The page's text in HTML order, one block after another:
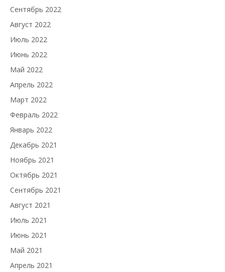
Сентябрь 2022
Август 2022
Июль 2022
Июнь 2022
Май 2022
Апрель 2022
Март 2022
Февраль 2022
Январь 2022
Декабрь 2021
Ноябрь 2021
Октябрь 2021
Сентябрь 2021
Август 2021
Июль 2021
Июнь 2021
Май 2021
Апрель 2021